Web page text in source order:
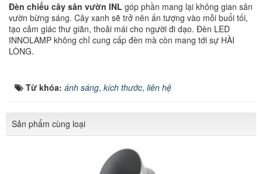
Đèn chiếu cây sân vườn INL góp phần mang lại không gian sân
vườn bừng sáng. Cây xanh sẽ trở nên ấn tượng vào mỗi buổi tối,
tạo cảm giác thư giãn, thoải mái cho người đi dạo. Đèn LED
INNOLAMP không chỉ cung cấp đèn mà còn mang tới sự HÀI
LÒNG.
Từ khóa: ánh sáng, kích thước, liên hệ
Sản phẩm cùng loại